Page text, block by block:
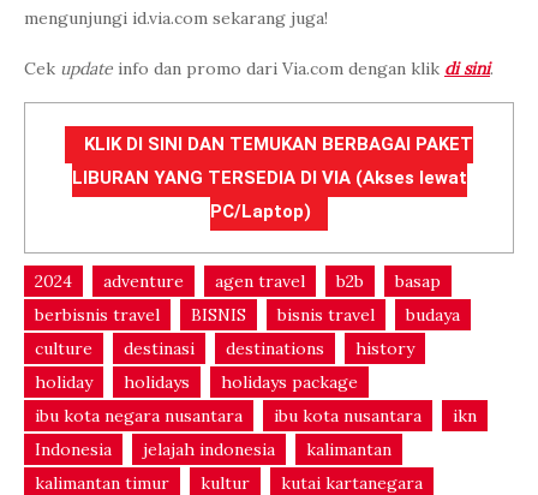
mengunjungi id.via.com sekarang juga!
Cek update info dan promo dari Via.com dengan klik di sini.
KLIK DI SINI DAN TEMUKAN BERBAGAI PAKET
LIBURAN YANG TERSEDIA DI VIA (Akses lewat
PC/Laptop)
2024 adventure agen travel b2b
basap
berbisnis travel
BISNIS bisnis travel
budaya
culture
destinasi destinations
history
holiday
holidays
holidays package
ibu kota negara nusantara
ibu kota nusantara
ikn
Indonesia
jelajah indonesia
kalimantan
kalimantan timur
kultur
kutai kartanegara